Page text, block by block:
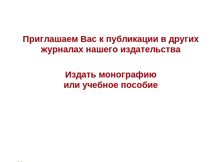
Приглашаем Вас к публикации в других
журналах нашего издательства
Издать монографию
или учебное пособие